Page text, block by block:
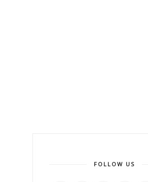
FOLLOW US